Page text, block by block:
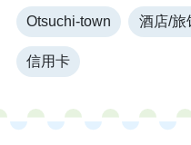
Otsuchi-town 酒店/旅
信用卡